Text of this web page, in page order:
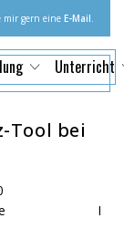
mir gern eine E-Mail.
Unterricht
Tool bei
I